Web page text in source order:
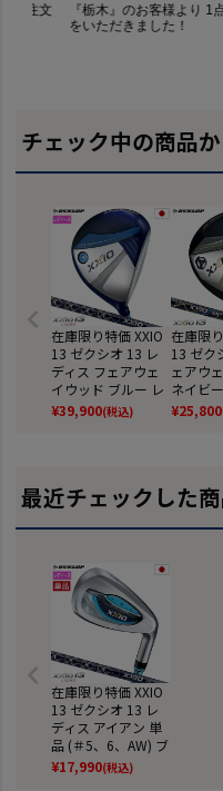
チェック中の商品
在庫限り特価 XXIO
13 ゼクシオ 13 レ
ディス フェアウェ
イウッド ブルー レ
ディース 右用 ゼク
シオ MP1300L カー
デル 日本正規品
¥39,900(税込)
在庫限
13 ゼク
ェアウ
ネイビ
用 ゼク
0 カー
規品
¥25,800
最近チェックした
在庫限り特価 XXIO
13 ゼクシオ 13 レ
ディス アイアン 単
品 (＃5、6、AW) ブ
ルー 右用 ゼクシオ
MP1300L カーボン
¥17,990(税込)